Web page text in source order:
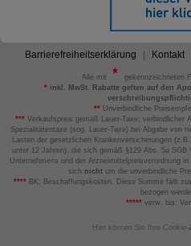
Barrierefreiheitserklärung Kontakt
Alle mit
gekennzeichneten
*inkl. MwSt. Rabatte gelten auf den
** Unverbindliche
*** Verkaufspreis gemäß Lauer-Taxe; verbindlicher
Spezialitätentaxe (sog. Lauer-Taxe) bei Abgabe von
Lasten der gesetzlichen Krankenversicherungen
unter 12 Jahren), die sich gemäß §129 Abs. 5a
Unternehmens und der Arzneimittelpreisverordnung
sich nicht um die unverbindliche
****BK: Beschaffungskosten. Diese Summe fällt
bezogen
*****verw. bis:
Hier können Sie Ihre